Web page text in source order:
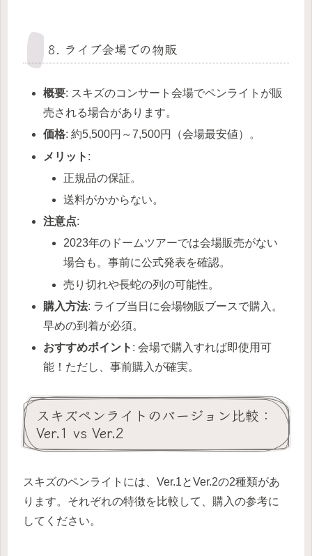
8. ライブ会場での物販
概要: スキズのコンサート会場でペンライトが販
売される場合があります。
価格: 約5,500円～7,500円（会場最安値）。
メリット :
正規品の保証。
送料がかからない。
注意点:
2023年のドームツアーでは会場販売がない
場合も。事前に公式発表を確認。
売り切れや長蛇の列の可能性。
購入方法: ライブ当日に会場物販ブースで購入。
早めの到着が必須。
おすすめポイント : 会場で購入すれば即使用可
能！ただし、事前購入が確実。
スキズペンライトのバージョン比較：
Ver.1 vs Ver.2
スキズのペンライトには、Ver.1とVer.2の2種類があ
ります。それぞれの特徴を比較して、購入の参考に
してください。